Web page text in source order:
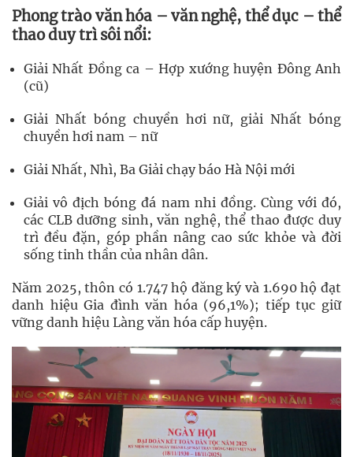
Phong trào văn hóa – văn nghệ, thể dục – thể
thao duy trì sôi nổi:
Giải Nhất Đồng ca – Hợp xướng huyện Đông Anh
(cũ)
Giải Nhất bóng chuyền hơi nữ, giải Nhất bóng
chuyền hơi nam – nữ
Giải Nhất, Nhì, Ba Giải chạy báo Hà Nội mới
Giải vô địch bóng đá nam nhi đồng. Cùng với đó,
các CLB dưỡng sinh, văn nghệ, thể thao được duy
trì đều đặn, góp phần nâng cao sức khỏe và đời
sống tinh thần của nhân dân.
Năm 2025, thôn có 1.747 hộ đăng ký và 1.690 hộ đạt
danh hiệu Gia đình văn hóa (96,1%); tiếp tục giữ
vững danh hiệu Làng văn hóa cấp huyện.